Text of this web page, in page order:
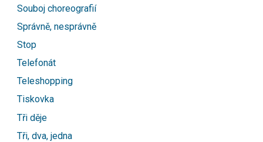
Souboj choreografií
Správně, nesprávně
Stop
Telefonát
Teleshopping
Tiskovka
Tři děje
Tři, dva, jedna